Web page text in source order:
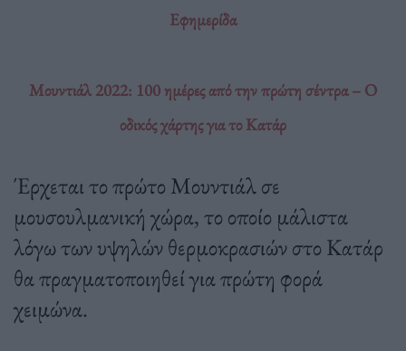
Εφημερίδα
Μουντιάλ 2022: 100 ημέρες από την πρώτη σέντρα – Ο
οδικός χάρτης για το Κατάρ
Έρχεται το πρώτο Μουντιάλ σε
μουσουλμανική χώρα, το οποίο μάλιστα
λόγω των υψηλών θερμοκρασιών στο Κατάρ
θα πραγματοποιηθεί για πρώτη φορά
χειμώνα.